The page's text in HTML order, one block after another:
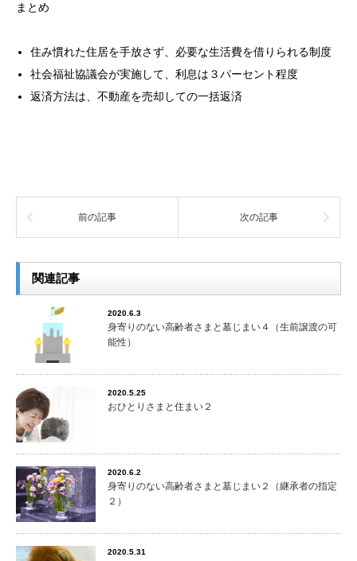
まとめ
住み慣れた住居を手放さず、必要な生活費を借りられる制度
社会福祉協議会が実施して、利息は３パーセント程度
返済方法は、不動産を売却しての一括返済
前の記事 次の記事
関連記事
2020.6.3
身寄りのない高齢者さまと墓じまい４（生前譲渡の可
能性）
2020.5.25
おひとりさまと住まい２
2020.6.2
身寄りのない高齢者さまと墓じまい２（継承者の指定
２）
2020.5.31